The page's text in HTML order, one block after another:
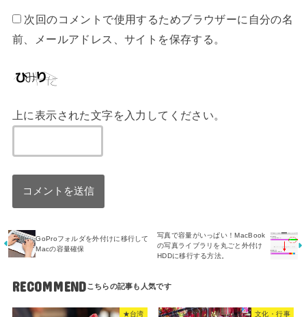
次回のコメントで使用するためブラウザーに自分の名
前、メールアドレス、サイトを保存する。
上に表示された文字を入力してください。
GoProフォルダを外付けに移行して
Macの容量確保
写真で容量がいっぱい！MacBook
の写真ライブラリを丸ごと外付け
HDDに移行する方法。
RECOMMEND
★台湾 文化・行事